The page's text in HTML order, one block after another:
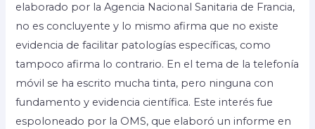
elaborado por la Agencia Nacional Sanitaria de Francia,
no es concluyente y lo mismo afirma que no existe
evidencia de facilitar patologías específicas, como
tampoco afirma lo contrario. En el tema de la telefonía
móvil se ha escrito mucha tinta, pero ninguna con
fundamento y evidencia científica. Este interés fue
espoloneado por la OMS, que elaboró un informe en